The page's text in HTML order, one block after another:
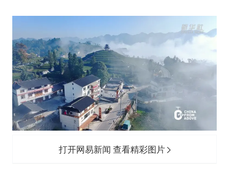
打开网易新闻 查看精彩图片